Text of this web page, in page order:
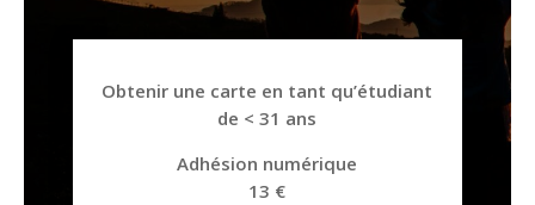
Obtenir une carte en tant qu’étudiant
de < 31 ans
Adhésion numérique
13 €